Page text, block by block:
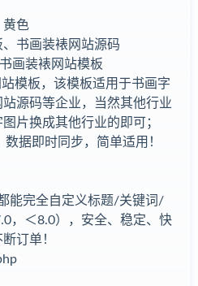
询！
黄色
书画装裱网站源码
画装裱网站模板
模板，该模板适用于书画字
源码等企业，当然其他行业
片换成其他行业的即可；
据即时同步，简单适用！
能完全自定义标题/关键词/
，＜8.0），安全、稳定、快
订单！